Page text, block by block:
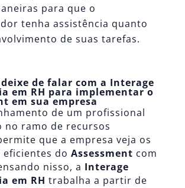
para que o
tenha assistência quanto
de suas tarefas.
de falar com a Interage
em RH para implementar o
em sua empresa
de um profissional
no ramo de recursos
que a empresa veja os
do Assessment com
nisso, a Interage
em RH trabalha a partir de